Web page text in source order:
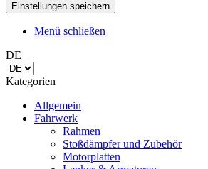
Menü schließen
DE
Kategorien
Allgemein
Fahrwerk
Rahmen
Stoßdämpfer und Zubehör
Motorplatten